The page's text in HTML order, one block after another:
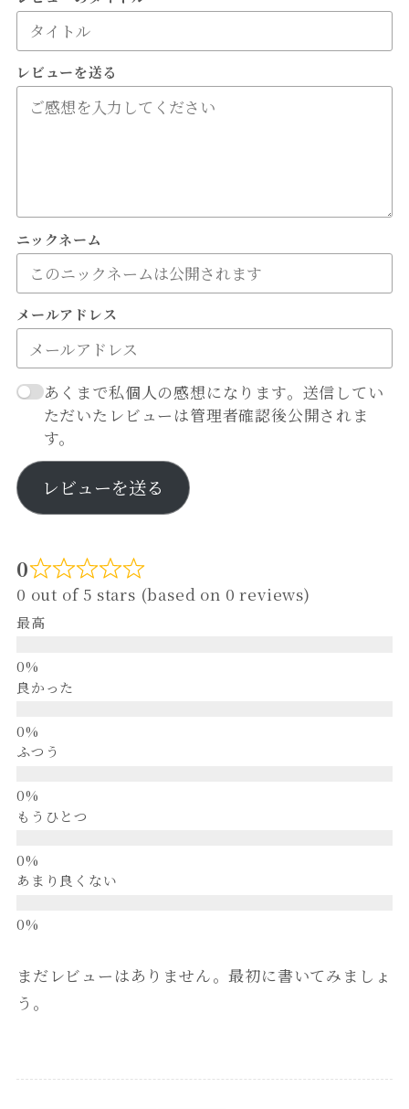
レビューを送る
ニックネーム
メールアドレス
あくまで私個人の感想になります。送信してい
ただいたレビューは管理者確認後公開されま
す。
レビューを送る
0
0 out of 5 stars (based on 0 reviews)
最高
良かった
ふつう
もうひとつ
あまり良くない
まだレビューはありません。最初に書いてみましょ
う。